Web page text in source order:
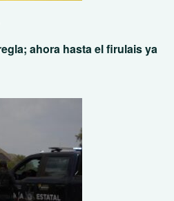
ahora hasta el firulais ya